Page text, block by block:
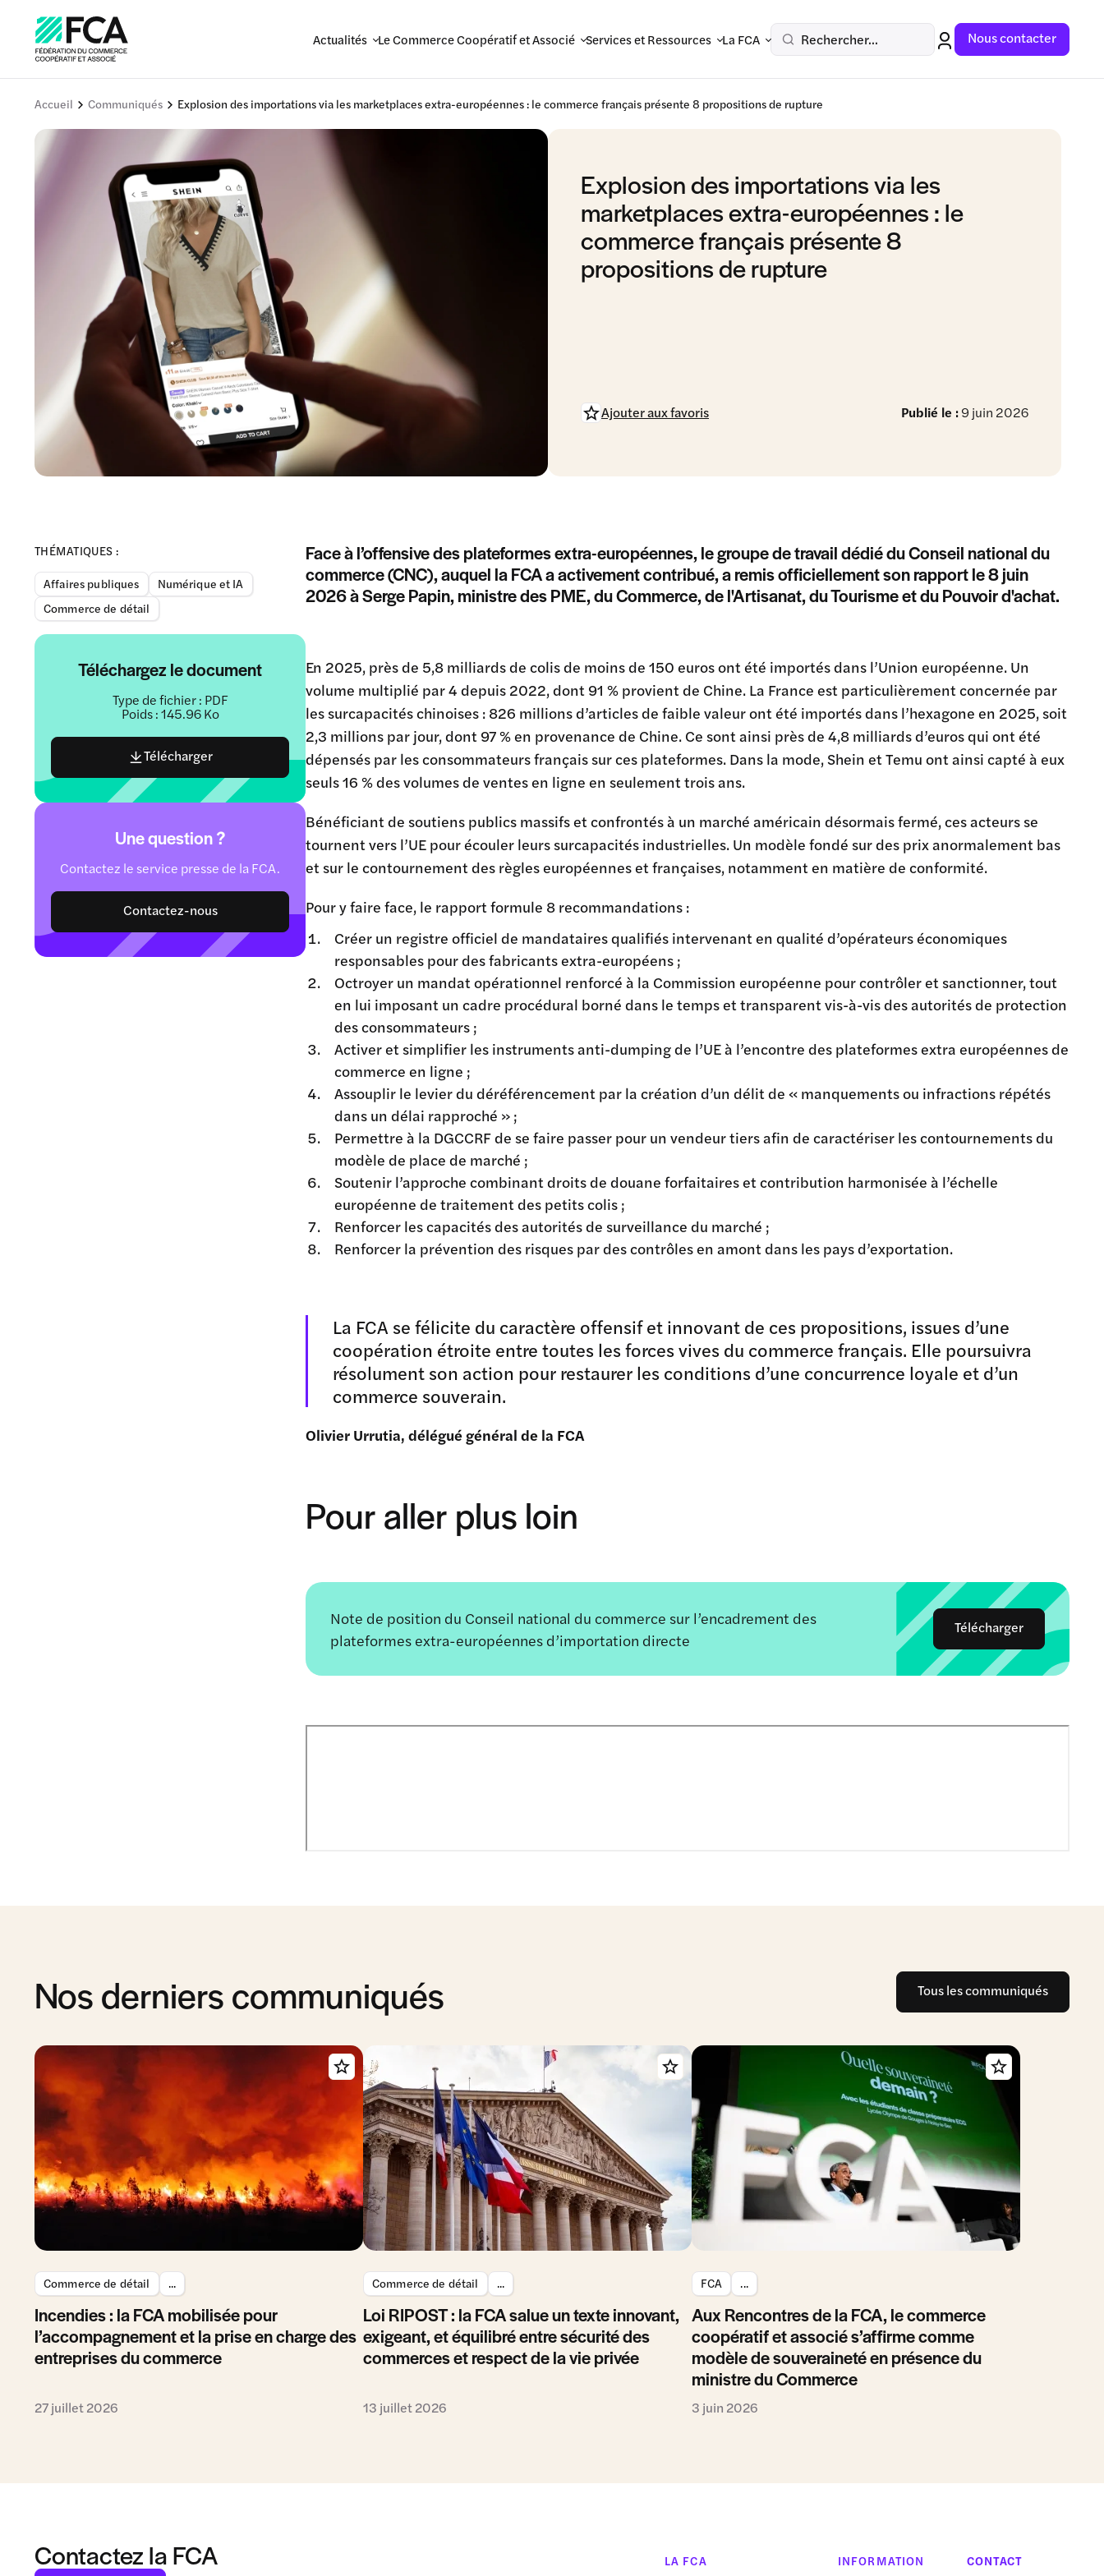
Actualités Le Commerce Coopératif et Associé Services et Ressources La FCA Rechercher... Nous contacter
Accueil Communiqués Explosion des importations via les marketplaces extra-européennes : le commerce français présente 8 propositions de rupture
Explosion des importations via les
marketplaces extra-européennes : le
commerce français présente 8
propositions de rupture
Publié le :9 juin 2026
Ajouter aux favoris
THÉMATIQUES :
Affaires publiques
Numérique et IA
Commerce de détail
Téléchargez le document
Type de fichier : PDF
Poids : 145.96 Ko
Télécharger
Une question ?
Contactez le service presse de la FCA.
Contactez-nous
Face à l’offensive des plateformes extra-européennes, le groupe de travail dédié du Conseil national du
commerce (CNC), auquel la FCA a activement contribué, a remis officiellement son rapport le 8 juin
2026 à Serge Papin, ministre des PME, du Commerce, de l'Artisanat, du Tourisme et du Pouvoir d'achat.
En 2025, près de 5,8 milliards de colis de moins de 150 euros ont été importés dans l’Union européenne. Un
volume multiplié par 4 depuis 2022, dont 91 % provient de Chine. La France est particulièrement concernée par
les surcapacités chinoises : 826 millions d’articles de faible valeur ont été importés dans l’hexagone en 2025, soit
2,3 millions par jour, dont 97 % en provenance de Chine. Ce sont ainsi près de 4,8 milliards d’euros qui ont été
dépensés par les consommateurs français sur ces plateformes. Dans la mode, Shein et Temu ont ainsi capté à eux
seuls 16 % des volumes de ventes en ligne en seulement trois ans.
Bénéficiant de soutiens publics massifs et confrontés à un marché américain désormais fermé, ces acteurs se
tournent vers l’UE pour écouler leurs surcapacités industrielles. Un modèle fondé sur des prix anormalement bas
et sur le contournement des règles européennes et françaises, notamment en matière de conformité.
Pour y faire face, le rapport formule 8 recommandations :
Créer un registre officiel de mandataires qualifiés intervenant en qualité d’opérateurs économiques
responsables pour des fabricants extra-européens ;
Octroyer un mandat opérationnel renforcé à la Commission européenne pour contrôler et sanctionner, tout
en lui imposant un cadre procédural borné dans le temps et transparent vis-à-vis des autorités de protection
des consommateurs ;
Activer et simplifier les instruments anti-dumping de l’UE à l’encontre des plateformes extra européennes de
commerce en ligne ;
Assouplir le levier du déréférencement par la création d’un délit de « manquements ou infractions répétés
dans un délai rapproché » ;
Permettre à la DGCCRF de se faire passer pour un vendeur tiers afin de caractériser les contournements du
modèle de place de marché ;
Soutenir l’approche combinant droits de douane forfaitaires et contribution harmonisée à l’échelle
européenne de traitement des petits colis ;
Renforcer les capacités des autorités de surveillance du marché ;
Renforcer la prévention des risques par des contrôles en amont dans les pays d’exportation.
La FCA se félicite du caractère offensif et innovant de ces propositions, issues d’une
coopération étroite entre toutes les forces vives du commerce français. Elle poursuivra
résolument son action pour restaurer les conditions d’une concurrence loyale et d’un
commerce souverain.
Olivier Urrutia, délégué général de la FCA
Pour aller plus loin
Note de position du Conseil national du commerce sur l’encadrement des
plateformes extra-européennes d’importation directe
Télécharger
Nos derniers communiqués Tous les communiqués
Commerce de détail ...
Incendies : la FCA mobilisée pour
l’accompagnement et la prise en charge des
entreprises du commerce
27 juillet 2026
Commerce de détail ...
Loi RIPOST : la FCA salue un texte innovant,
exigeant, et équilibré entre sécurité des
commerces et respect de la vie privée
13 juillet 2026
FCA ...
Aux Rencontres de la FCA, le commerce
coopératif et associé s’affirme comme
modèle de souveraineté en présence du
ministre du Commerce
3 juin 2026
Contactez la FCA LA FCA INFORMATION CONTACT